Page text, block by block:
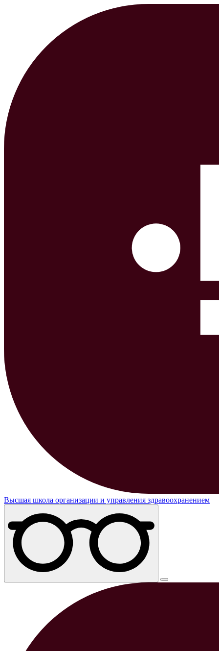
Высшая школа организации и управления здравоохранением